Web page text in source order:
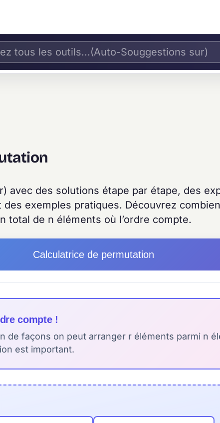
avec des solutions étape par étape, des
exemples pratiques. Découvrez
total de n éléments où l’ordre compte.
Calculatrice de permutation
compte !
de façons on peut arranger r éléments parmi n
est important.